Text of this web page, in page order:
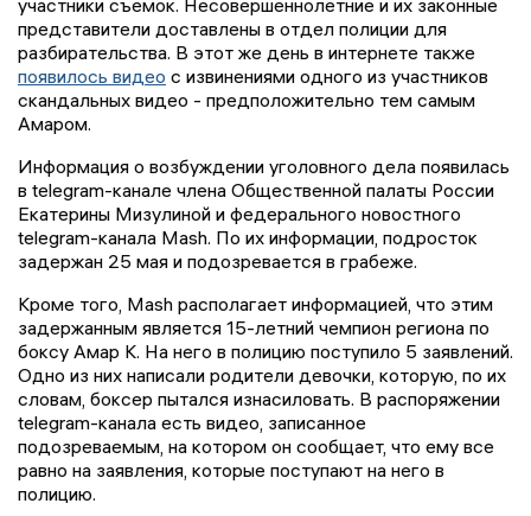
представители доставлены в отдел полиции для
разбирательства. В этот же день в интернете также
появилось видео с извинениями одного из участников
скандальных видео - предположительно тем самым
Амаром.
Информация о возбуждении уголовного дела появилась
в telegram-канале члена Общественной палаты России
Екатерины Мизулиной и федерального новостного
telegram-канала Mash. По их информации, подросток
задержан 25 мая и подозревается в грабеже.
Кроме того, Mash располагает информацией, что этим
задержанным является 15-летний чемпион региона по
боксу Амар К. На него в полицию поступило 5 заявлений.
Одно из них написали родители девочки, которую, по их
словам, боксер пытался изнасиловать. В распоряжении
telegram-канала есть видео, записанное
подозреваемым, на котором он сообщает, что ему все
равно на заявления, которые поступают на него в
полицию.